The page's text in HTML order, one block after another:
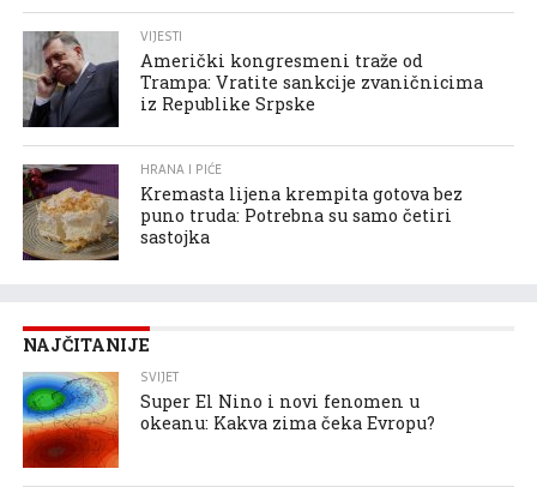
VIJESTI
Američki kongresmeni traže od
Trampa: Vratite sankcije zvaničnicima
iz Republike Srpske
HRANA I PIĆE
Kremasta lijena krempita gotova bez
puno truda: Potrebna su samo četiri
sastojka
NAJČITANIJE
SVIJET
Super El Nino i novi fenomen u
okeanu: Kakva zima čeka Evropu?